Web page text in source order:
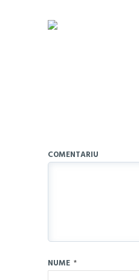
COMENTARIU
NUME *